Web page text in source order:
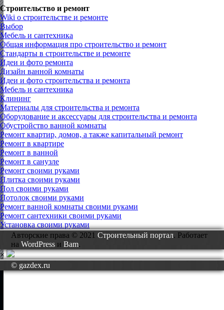
Строительство и ремонт
Wiki о строительстве и ремонте
Выбор
Мебель и сантехника
Общая информация про строительство и ремонт
Стандарты в строительстве и ремонте
Идеи и фото ремонта
Дизайн ванной комнаты
Идеи и фото строительства и ремонта
Мебель и сантехника
Клининг
Материалы для строительства и ремонта
Оборудование и аксессуары для строительства и ремонта
Обустройство ванной комнаты
Ремонт квартир, домов, а также капитальный ремонт
Ремонт в квартире
Ремонт в ванной
Ремонт в санузле
Ремонт своими руками
Плитка своими руками
Пол своими руками
Потолок своими руками
Ремонт ванной комнаты своими руками
Ремонт сантехники своими руками
Установка своими руками
Авторские права © 2021Строительный портал. Работает
наWordPress иBam.
×
© gazdex.ru